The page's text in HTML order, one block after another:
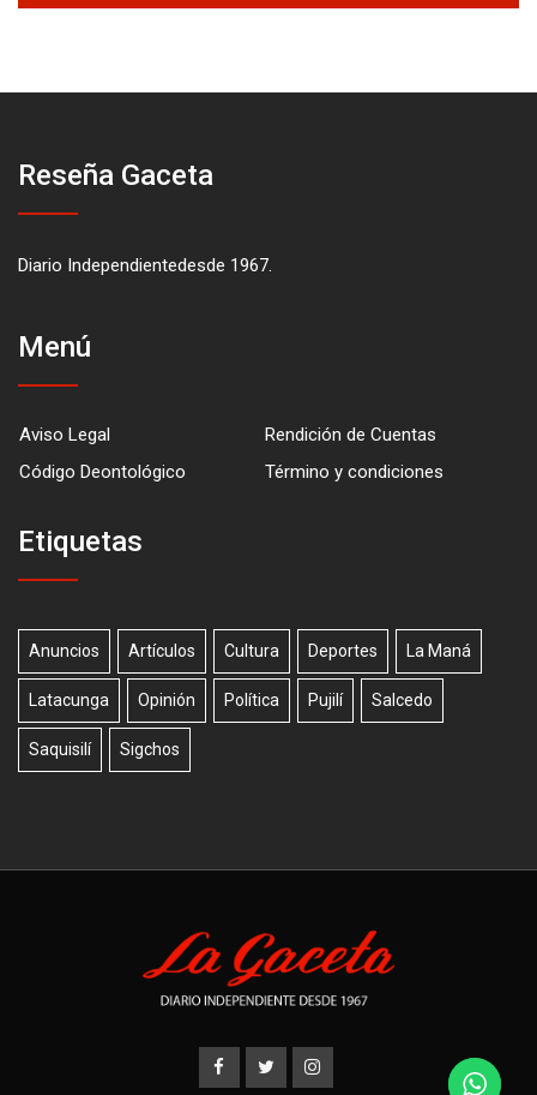
Reseña Gaceta
Diario Independientedesde 1967.
Menú
Aviso Legal
Rendición de Cuentas
Código Deontológico
Término y condiciones
Etiquetas
Anuncios Artículos Cultura Deportes La Maná
Latacunga Opinión Política Pujilí Salcedo
Saquisilí Sigchos